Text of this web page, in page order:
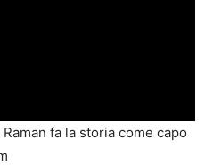
fa la storia come capo